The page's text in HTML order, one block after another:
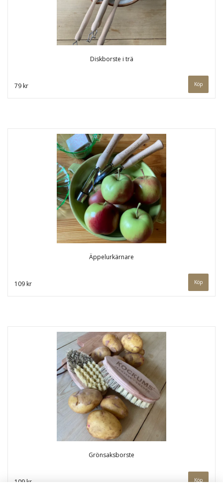
Diskborste i trä
79 kr Köp
Äppelurkärnare
109 kr
Grönsaksborste
109 kr